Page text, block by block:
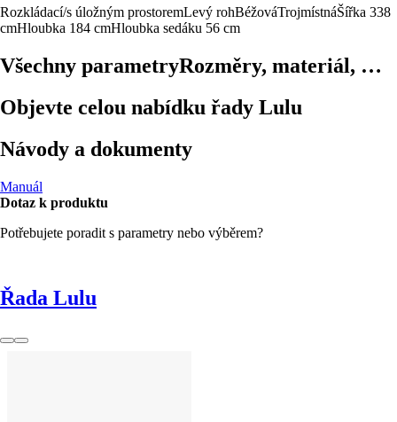
Rozkládací/s úložným prostoremLevý rohBéžováTrojmístnáŠířka 338
cmHloubka 184 cmHloubka sedáku 56 cm
Všechny parametryRozměry, materiál, …
Objevte celou nabídku řady Lulu
Návody a dokumenty
Manuál
Dotaz k produktu
Potřebujete poradit s parametry nebo výběrem?
Řada Lulu